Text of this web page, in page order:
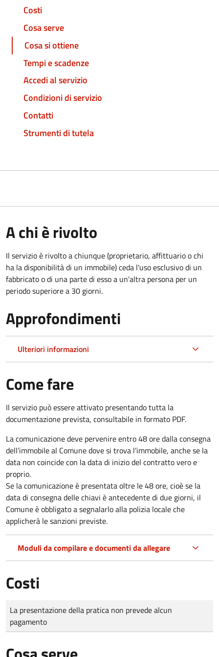
Costi
Cosa serve
Cosa si ottiene
Tempi e scadenze
Accedi al servizio
Condizioni di servizio
Contatti
Strumenti di tutela
A chi è rivolto
Il servizio è rivolto a chiunque (proprietario, affittuario o chi
ha la disponibilità di un immobile) ceda l'uso esclusivo di un
fabbricato o di una parte di esso a un'altra persona per un
periodo superiore a 30 giorni.
Approfondimenti
Ulteriori informazioni
Come fare
Il servizio può essere attivato presentando tutta la
documentazione prevista, consultabile in formato PDF.
La comunicazione deve pervenireentro 48 oredalla consegna
dell’immobile al Comune dove si trova l’immobile, anche se la
data non coincide con la data di inizio del contratto vero e
proprio.
Se la comunicazione è presentata oltre le 48 ore, cioè se la
data di consegna delle chiavi è antecedente di due giorni, il
Comune è obbligato a segnalarlo alla polizia locale che
applicherà le sanzioni previste.
Moduli da compilare e documenti da allegare
Costi
Tipo di pagamento
Importo
La presentazione della pratica non prevede alcun
pagamento